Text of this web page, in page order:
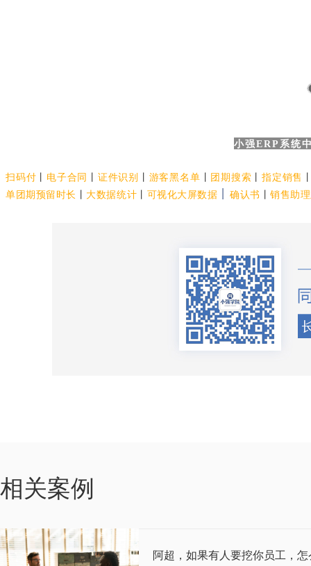
小强ERP系统
扫码付 电子合同 证件识别 游客黑名单 团期搜索 丨指定销售
单团期预留时长
大数据统计 可视化大屏数据 确认书 丨销售助
相关案例
06-03
2019
阿超，如果有人要挖你员工，怎